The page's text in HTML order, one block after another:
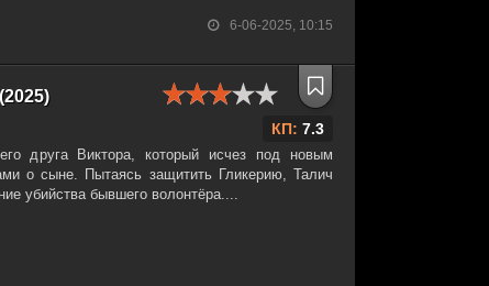
6-06-2025, 10:15
КП: 7.3
друга Виктора, который исчез под новым
о сыне. Пытаясь защитить Гликерию, Талич
убийства бывшего волонтёра....